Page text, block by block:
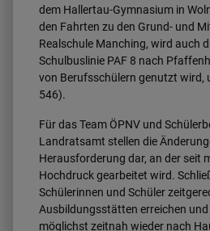
dem Hallertau-Gymnasium in
den Fahrten zu den Grund- und
Realschule Manching, wird auch
Schulbuslinie PAF 8 nach
von Berufsschülern genutzt wird,
546).
Für das Team ÖPNV und
Landratsamt stellen die
Herausforderung dar, an der seit
Hochdruck gearbeitet wird.
Schülerinnen und Schüler
Ausbildungsstätten erreichen
möglichst zeitnah wieder nach